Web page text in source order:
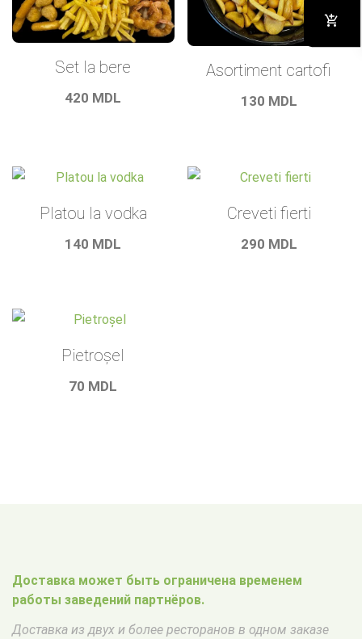
Set la bere
420 MDL
Asortiment cartofi
130 MDL
Platou la vodka
140 MDL
Creveti fierti
290 MDL
Pietroșel
70 MDL
Доставка может быть ограничена временем
работы заведений партнёров.
Доставка из двух и более ресторанов в одном заказе